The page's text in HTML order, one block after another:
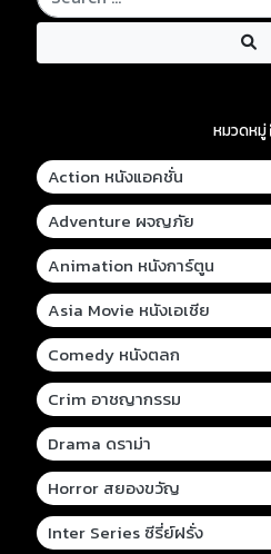
หมวดหมู่
Action หนังแอคชั่น
Adventure ผจญภัย
Animation หนังการ์ตูน
Asia Movie หนังเอเชีย
Comedy หนังตลก
Crim อาชญากรรม
Drama ดราม่า
Horror สยองขวัญ
Inter Series ซีรี่ย์ฝรั่ง